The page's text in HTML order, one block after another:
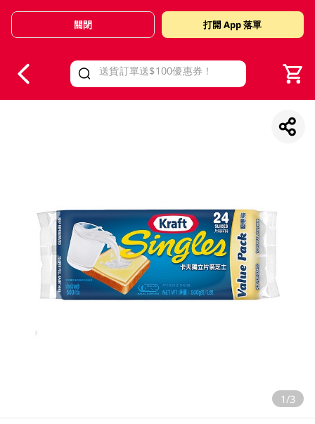
Valid Until 30 June 2026
關閉 打開 App 落單
1/3